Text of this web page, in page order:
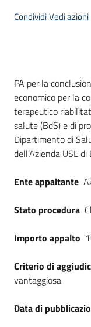
CondividiVedi azioni
Dati del
PA per la
economico per la
terapeutico
salute (BdS) e di
Dipartimento di
dell’Azienda USL
Ente appaltante
Stato procedura
Importo appalto
Criterio di
vantaggiosa
Data di